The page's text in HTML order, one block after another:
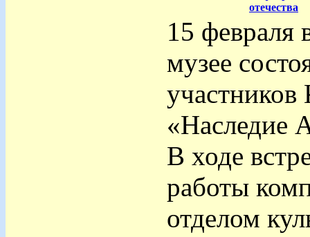
отечества
15 февраля
музее
участников
«Наследие
В ходе
работы
отделом